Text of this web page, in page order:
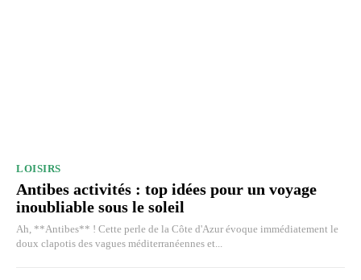
LOISIRS
Antibes activités : top idées pour un voyage
inoubliable sous le soleil
Ah, **Antibes** ! Cette perle de la Côte d'Azur évoque immédiatement le
doux clapotis des vagues méditerranéennes et...